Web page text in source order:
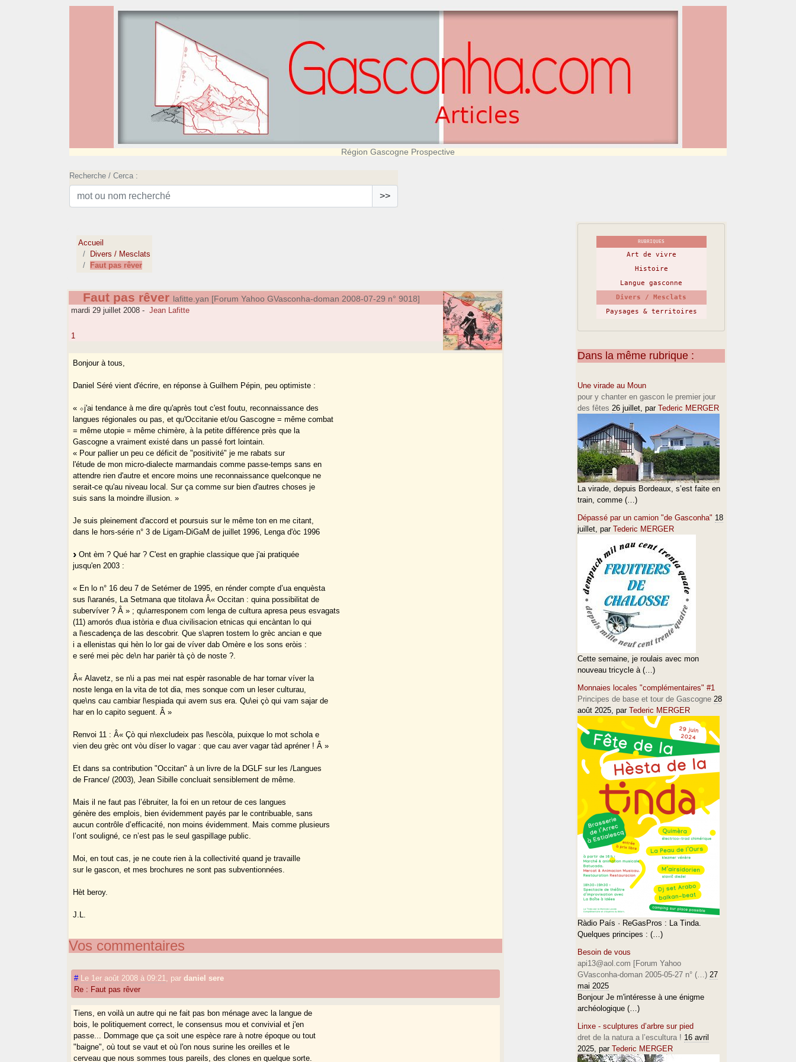
Région Gascogne Prospective
Recherche / Cerca :
>>
Accueil
Divers / Mesclats
Faut pas rêver
Faut pas rêver lafitte.yan [Forum Yahoo GVasconha-doman 2008-07-29 n° 9018]
mardi 29 juillet 2008 - Jean Lafitte
1
Bonjour à tous,
Daniel Séré vient d'écrire, en réponse à Guilhem Pépin, peu optimiste :
« ⬦j'ai tendance à me dire qu'après tout c'est foutu, reconnaissance des
langues régionales ou pas, et qu'Occitanie et/ou Gascogne = même combat
= même utopie = même chimère, à la petite différence près que la
Gascogne a vraiment existé dans un passé fort lointain.
« Pour pallier un peu ce déficit de "positivité" je me rabats sur
l'étude de mon micro-dialecte marmandais comme passe-temps sans en
attendre rien d'autre et encore moins une reconnaissance quelconque ne
serait-ce qu'au niveau local. Sur ça comme sur bien d'autres choses je
suis sans la moindre illusion. »
Je suis pleinement d'accord et poursuis sur le même ton en me citant,
dans le hors-série n° 3 de Ligam-DiGaM de juillet 1996, Lenga d'òc 1996
Ont èm ? Qué har ? C'est en graphie classique que j'ai pratiquée
jusqu'en 2003 :
« En lo n° 16 deu 7 de Setémer de 1995, en rénder compte d’ua enquèsta
sus l\aranés, La Setmana que titolava Â« Occitan : quina possibilitat de
subervíver ? Â » ; qu\arresponem com lenga de cultura apresa peus esvagats
(11) amorós d\ua istòria e d\ua civilisacion etnicas qui encàntan lo qui
a l\escadença de las descobrir. Que s\apren tostem lo grèc ancian e que
i a ellenistas qui hèn lo lor gai de víver dab Omère e los sons eròis :
e seré mei pèc de\n har parièr tà çò de noste ?.
Â« Alavetz, se n\i a pas mei nat espèr rasonable de har tornar víver la
noste lenga en la vita de tot dia, mes sonque com un leser culturau,
que\ns cau cambiar l\espiada qui avem sus era. Qu\ei çò qui vam sajar de
har en lo capito seguent. Â »
Renvoi 11 : Â« Çò qui n\excludeix pas l\escòla, puixque lo mot schola e
vien deu grèc ont vòu díser lo vagar : que cau aver vagar tàd apréner ! Â »
Et dans sa contribution "Occitan" à un livre de la DGLF sur les /Langues
de France/ (2003), Jean Sibille concluait sensiblement de même.
Mais il ne faut pas l’ébruiter, la foi en un retour de ces langues
génère des emplois, bien évidemment payés par le contribuable, sans
aucun contrôle d’efficacité, non moins évidemment. Mais comme plusieurs
l’ont souligné, ce n’est pas le seul gaspillage public.
Moi, en tout cas, je ne coute rien à la collectivité quand je travaille
sur le gascon, et mes brochures ne sont pas subventionnées.
Hèt beroy.
J.L.
Vos commentaires
# Le 1er août 2008 à 09:21 pardaniel sere
Re : Faut pas rêver
Tiens, en voilà un autre qui ne fait pas bon ménage avec la langue de
bois, le politiquement correct, le consensus mou et convivial et j'en
passe... Dommage que ça soit une espèce rare à notre époque ou tout
"baigne", où tout se vaut et où l'on nous surine les oreilles et le
cerveau que nous sommes tous pareils, des clones en quelque sorte.
RUBRIQUES
Art de vivre
Histoire
Langue gasconne
Divers / Mesclats
Paysages & territoires
Dans la même rubrique :
Une virade au Moun
pour y chanter en gascon le premier jour
des fêtes 26 juillet, par Tederic MERGER
La virade, depuis Bordeaux, s’est faite en
train, comme (…)
Dépassé par un camion "de Gasconha" 18
juillet, par Tederic MERGER
Cette semaine, je roulais avec mon
nouveau tricycle à (…)
Monnaies locales "complémentaires" #1
Principes de base et tour de Gascogne 28
août 2025, par Tederic MERGER
Ràdio País · ReGasPros : La Tinda.
Quelques principes : (…)
Besoin de vous
api13@aol.com [Forum Yahoo
GVasconha-doman 2005-05-27 n° (…) 27
mai 2025
Bonjour Je m'intéresse à une énigme
archéologique (…)
Linxe - sculptures d’arbre sur pied
dret de la natura a l’escultura ! 16 avril
2025, par Tederic MERGER